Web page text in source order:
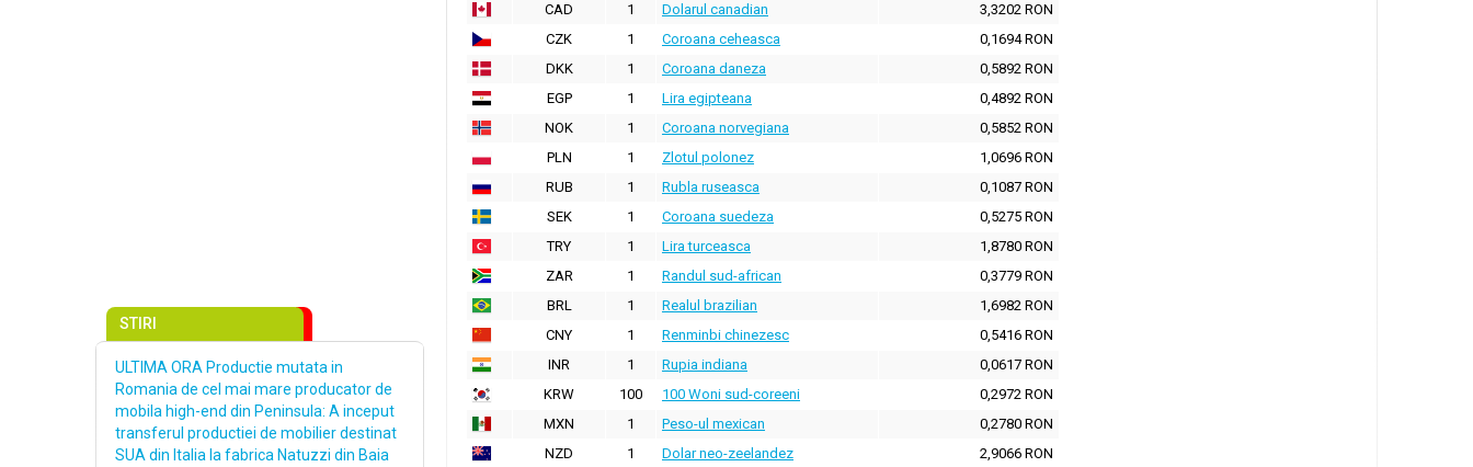
CAD
1 Dolarul canadian
3,3202 RON
CZK
1 Coroana ceheasca
0,1694 RON
DKK
1 Coroana daneza
0,5892 RON
EGP
1 Lira egipteana
0,4892 RON
NOK
1 Coroana norvegiana
0,5852 RON
PLN
1 Zlotul polonez
1,0696 RON
RUB
1 Rubla ruseasca
0,1087 RON
SEK
1 Coroana suedeza
0,5275 RON
TRY
1 Lira turceasca
1,8780 RON
ZAR
1 Randul sud-african
0,3779 RON
BRL
1 Realul brazilian
1,6982 RON
CNY
1 Renminbi chinezesc
0,5416 RON
INR
1 Rupia indiana
0,0617 RON
KRW
100 100 Woni sud-coreeni
0,2972 RON
MXN
1 Peso-ul mexican
0,2780 RON
NZD
1 Dolar neo-zeelandez
2,9066 RON
STIRI
ULTIMA ORA Productie mutata in
Romania de cel mai mare producator de
mobila high-end din Peninsula: A inceput
transferul productiei de mobilier destinat
SUA din Italia la fabrica Natuzzi din Baia